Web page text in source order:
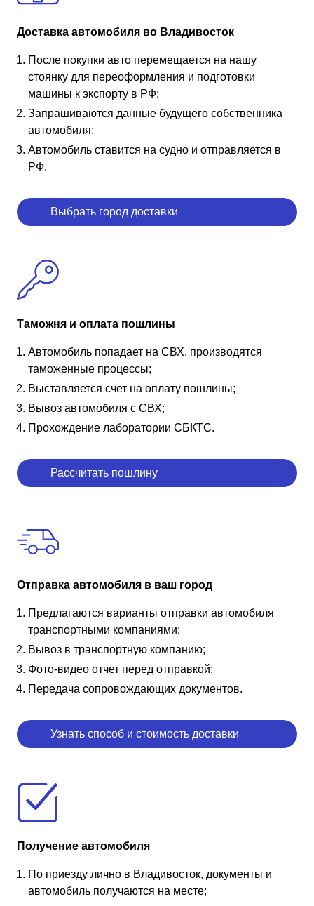
Доставка автомобиля во Владивосток
После покупки авто перемещается на нашу
стоянку для переоформления и подготовки
машины к экспорту в РФ;
Запрашиваются данные будущего собственника
автомобиля;
Автомобиль ставится на судно и отправляется в
РФ.
Выбрать город доставки
Таможня и оплата пошлины
Автомобиль попадает на СВХ, производятся
таможенные процессы;
Выставляется счет на оплату пошлины;
Вывоз автомобиля с СВХ;
Прохождение лаборатории СБКТС.
Рассчитать пошлину
Отправка автомобиля в ваш город
Предлагаются варианты отправки автомобиля
транспортными компаниями;
Вывоз в транспортную компанию;
Фото-видео отчет перед отправкой;
Передача сопровождающих документов.
Узнать способ и стоимость доставки
Получение автомобиля
По приезду лично в Владивосток, документы и
автомобиль получаются на месте;